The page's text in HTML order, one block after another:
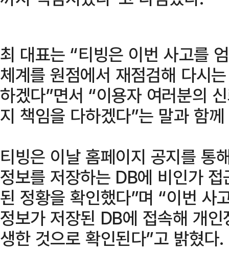
최 대표는 “티빙은 이번 사고를
체계를 원점에서 재점검해 다시
하겠다”면서 “이용자 여러분의
지 책임을 다하겠다”는 말과 함
티빙은 이날 홈페이지 공지를 통
정보를 저장하는 DB에 비인가
된 정황을 확인했다”며 “이번 사
정보가 저장된 DB에 접속해 개
생한 것으로 확인된다”고 밝혔다.